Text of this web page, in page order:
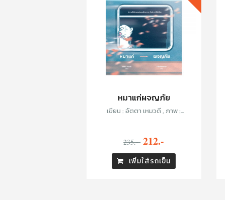
หมาแก่ผจญภัย
เขียน : อัตตา เหมวดี , ภาพ :
235.- 212.-
เพิ่มใส่รถเข็น